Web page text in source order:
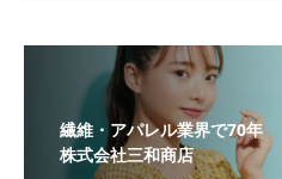
繊維・アパレル業界で70年
株式会社三和商店